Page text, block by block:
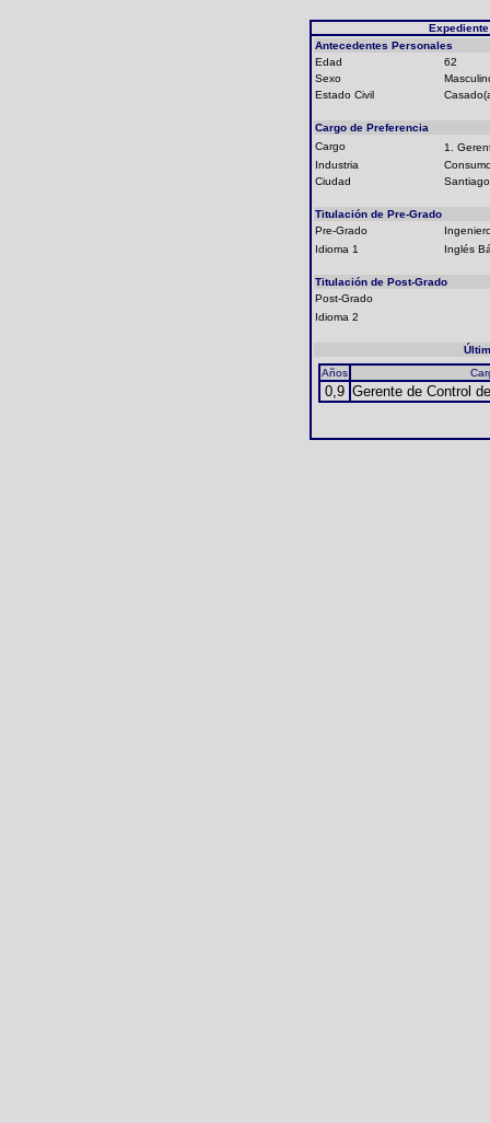
Antecedentes Personales
Edad
62
Sexo
Estado Civil
Cargo de Preferencia
Cargo
1.
Industria
Ciudad
Santiago
Titulación de Pre-Grado
Pre-Grado
Idioma 1
Inglés
Titulación de Post-Grado
Post-Grado
Idioma 2
Años
0,9 Gerente de Control